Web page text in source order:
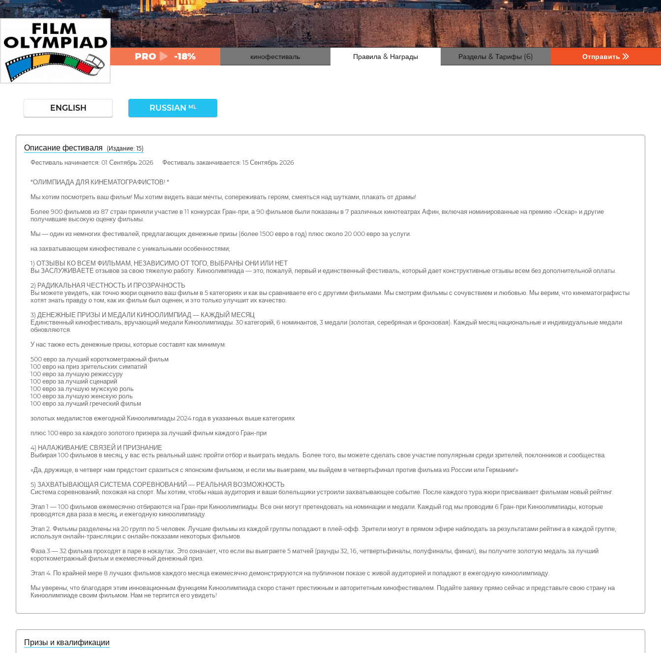
PRO -18% кинофестиваль Правила & Награды Разделы & Тарифы (6) Отправить
ENGLISH RUSSIAN ML
Описание фестиваля
( Издание: 15)
Фестиваль начинается: 01 Сентябрь 2026 Фестиваль заканчивается: 15 Сентябрь 2026
*ОЛИМПИАДА ДЛЯ КИНЕМАТОГРАФИСТОВ! *
Мы хотим посмотреть ваш фильм! Мы хотим видеть ваши мечты, сопереживать героям, смеяться над шутками, плакать от драмы!
Более 900 фильмов из 87 стран приняли участие в 11 конкурсах Гран-при, а 90 фильмов были показаны в 7 различных кинотеатрах Афин, включая номинированные на премию «Оскар» и другие
получившие высокую оценку фильмы.
Мы — один из немногих фестивалей, предлагающих денежные призы (более 1500 евро в год) плюс около 20 000 евро за услуги.
на захватывающем кинофестивале с уникальными особенностями;
1) ОТЗЫВЫ КО ВСЕМ ФИЛЬМАМ, НЕЗАВИСИМО ОТ ТОГО, ВЫБРАНЫ ОНИ ИЛИ НЕТ
Вы ЗАСЛУЖИВАЕТЕ отзывов за свою тяжелую работу. Киноолимпиада — это, пожалуй, первый и единственный фестиваль, который дает конструктивные отзывы всем без дополнительной оплаты.
2) РАДИКАЛЬНАЯ ЧЕСТНОСТЬ И ПРОЗРАЧНОСТЬ
Вы можете увидеть, как точно жюри оценило ваш фильм в 5 категориях и как вы сравниваете его с другими фильмами. Мы смотрим фильмы с сочувствием и любовью. Мы верим, что кинематографисты
хотят знать правду о том, как их фильм был оценен, и это только улучшит их качество.
3) ДЕНЕЖНЫЕ ПРИЗЫ И МЕДАЛИ КИНООЛИМПИАД — КАЖДЫЙ МЕСЯЦ
Единственный кинофестиваль, вручающий медали Киноолимпиады. 30 категорий, 6 номинантов, 3 медали (золотая, серебряная и бронзовая). Каждый месяц национальные и индивидуальные медали
обновляются.
У нас также есть денежные призы, которые составят как минимум:
500 евро за лучший короткометражный фильм
100 евро на приз зрительских симпатий
100 евро за лучшую режиссуру
100 евро за лучший сценарий
100 евро за лучшую мужскую роль
100 евро за лучшую женскую роль
100 евро за лучший греческий фильм
золотых медалистов ежегодной Киноолимпиады 2024 года в указанных выше категориях
плюс 100 евро за каждого золотого призера за лучший фильм каждого Гран-при
4) НАЛАЖИВАНИЕ СВЯЗЕЙ И ПРИЗНАНИЕ
Выбирая 100 фильмов в месяц, у вас есть реальный шанс пройти отбор и выиграть медаль. Более того, вы можете сделать свое участие популярным среди зрителей, поклонников и сообщества.
«Да, дружище, в четверг нам предстоит сразиться с японским фильмом, и если мы выиграем, мы выйдем в четвертьфинал против фильма из России или Германии!»
5) ЗАХВАТЫВАЮЩАЯ СИСТЕМА СОРЕВНОВАНИЙ — РЕАЛЬНАЯ ВОЗМОЖНОСТЬ
Система соревнований, похожая на спорт. Мы хотим, чтобы наша аудитория и ваши болельщики устроили захватывающее событие. После каждого тура жюри присваивает фильмам новый рейтинг.
Этап 1 — 100 фильмов ежемесячно отбираются на Гран-при Киноолимпиады. Все они могут претендовать на номинации и медали. Каждый год мы проводим 6 Гран-при Киноолимпиады, которые
проводятся два раза в месяц, и ежегодную киноолимпиаду.
Этап 2. Фильмы разделены на 20 групп по 5 человек. Лучшие фильмы из каждой группы попадают в плей-офф. Зрители могут в прямом эфире наблюдать за результатами рейтинга в каждой группе,
используя онлайн-трансляции с онлайн-показами некоторых фильмов.
Фаза 3 — 32 фильма проходят в паре в нокаутах. Это означает, что если вы выиграете 5 матчей (раунды 32, 16, четвертьфиналы, полуфиналы, финал), вы получите золотую медаль за лучший
короткометражный фильм и ежемесячный денежный приз.
Этап 4. По крайней мере 8 лучших фильмов каждого месяца ежемесячно демонстрируются на публичном показе с живой аудиторией и попадают в ежегодную киноолимпиаду.
Мы уверены, что благодаря этим инновационным функциям Киноолимпиада скоро станет престижным и авторитетным кинофестивалем. Подайте заявку прямо сейчас и представьте свою страну на
Киноолимпиаде своим фильмом. Нам не терпится его увидеть!
Призы и квалификации